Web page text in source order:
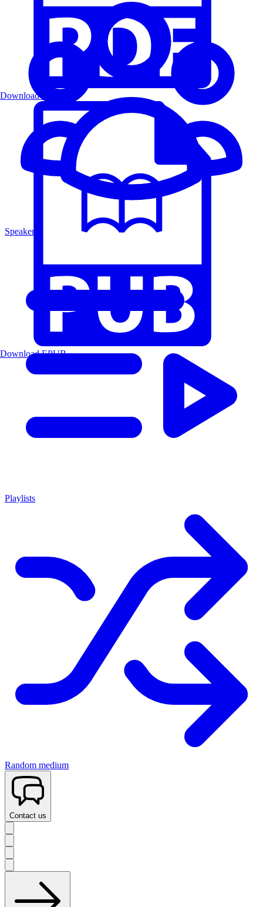
Speakers
Playlists
Random medium
Contact us
Download PDF
Download EPUB